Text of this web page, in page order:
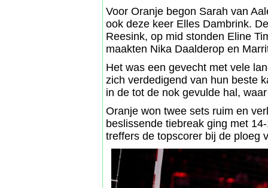
Voor Oranje begon Sarah van
ook deze keer Elles Dambrink.
Reesink, op mid stonden Eline
maakten Nika Daalderop en
Het was een gevecht met vele
zich verdedigend van hun beste
in de tot de nok gevulde hal,
Oranje won twee sets ruim en
beslissende tiebreak ging met
treffers de topscorer bij de ploeg